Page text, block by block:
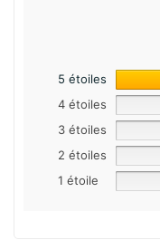
5 étoiles
4 étoiles
3 étoiles
2 étoiles
1 étoile